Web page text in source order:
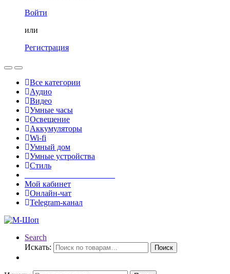
Войти
или
Регистрация
Все категории
Аудио
Видео
Умные часы
Освещение
Аккумуляторы
Wi-fi
Умный дом
Умные устройства
Стиль
Мой кабинет
Онлайн-чат
Telegram-канал
Search
Искать:
Поиск